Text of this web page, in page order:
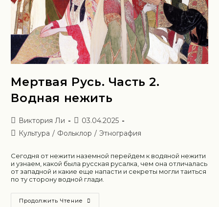
Мертвая Русь. Часть 2.
Водная нежить
Виктория Ли
03.04.2025
Культура / Фольклор / Этнография
Сегодня от нежити наземной перейдем к водяной нежити
и узнаем, какой была русская русалка, чем она отличалась
от западной и какие еще напасти и секреты могли таиться
по ту сторону водной глади.
Продолжить Чтение